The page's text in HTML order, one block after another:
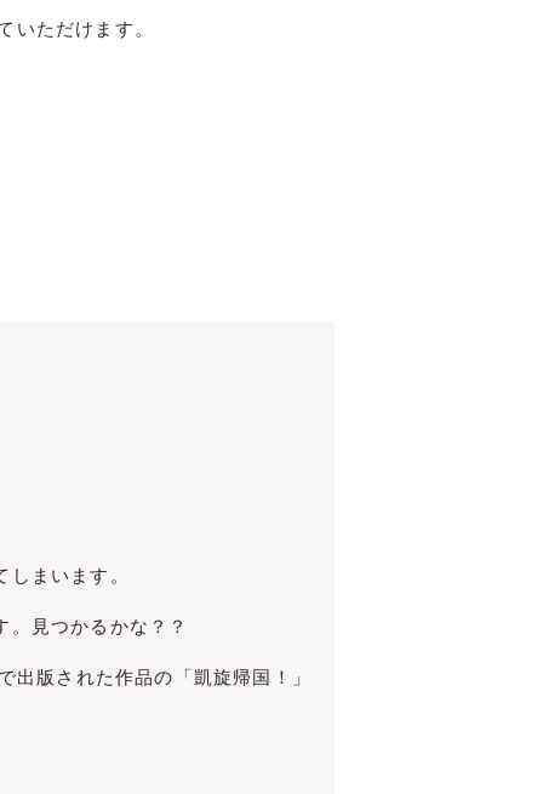
いただけます。
まいます。
見つかるかな？？
出版された作品の「凱旋帰国！」